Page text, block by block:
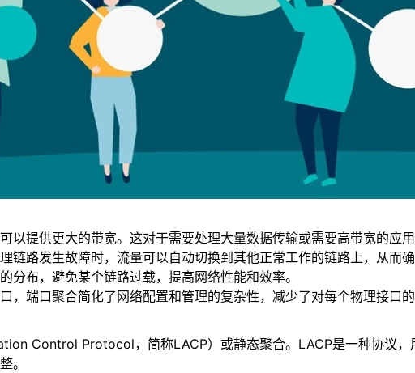
以提供更大的带宽。这对于需要处理大量数据传输或需要高带宽的应用
链路发生故障时，流量可以自动切换到其他正常工作的链路上，从而确
分布，避免某个链路过载，提高网络性能和效率。
，端口聚合简化了网络配置和管理的复杂性，减少了对每个物理接口的
Control Protocol，简称LACP）或静态聚合。LACP是一种协议
。